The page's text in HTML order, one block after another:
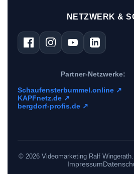
NETZWERK &
Partner-Netzwerke:
Schaufensterbummel.online ↗
KAPFnetz.de ↗
bergdorf-profis.de ↗
© 2026Videomarketing Ralf
Impressum